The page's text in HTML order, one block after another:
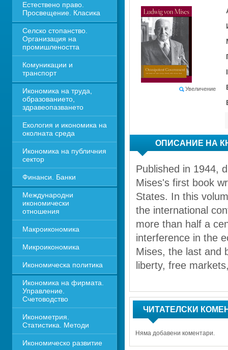
Естествено право.
Просвещение. Класика
Селско стопанство.
Организация на
промишлеността
Комуникации и
транспорт
Икономика на труда,
образованието,
здравеопазването
Екология и икономика на
околната среда
Икономика на публичния
сектор
Финанси. Банки
Международни
икономически
отношения
Макроикономика
Микроикономика
Икономическа политика
Икономика на фирмата.
Управление.
Счетоводство
Иконометрия.
Статистика. Методи
Икономическо развитие
Увеличение
ОПИСАНИЕ НА
Published in 1944,
Mises's first book
States. In this
the international
more than half a
interference in the
Mises, the last and
liberty, free
ЧИТАТЕЛСКИ
Няма добавени коментари.